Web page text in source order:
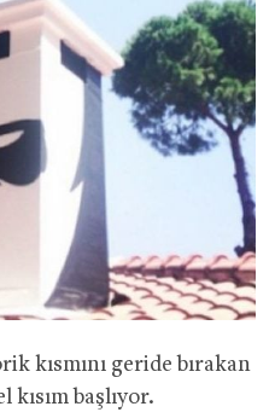
kısmını geride bırakan
başlıyor.